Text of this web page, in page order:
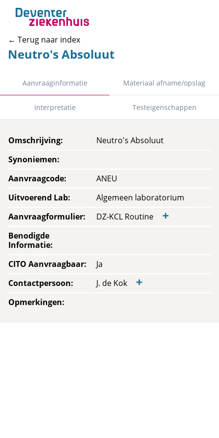
← Terug naar index
Neutro's Absoluut
Aanvraaginformatie Materiaal afname/opslag
Interpretatie Testeigenschappen
Omschrijving:
Neutro's Absoluut
Synoniemen:
Aanvraagcode:
ANEU
Uitvoerend Lab:
Algemeen laboratorium
Aanvraagformulier: DZ-KCL Routine +
Benodigde
Informatie:
CITO Aanvraagbaar:
Ja
Contactpersoon: J. de Kok +
Opmerkingen: